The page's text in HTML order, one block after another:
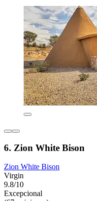
6. Zion White Bison
Zion White Bison
Virgin
9.8/10
Excepcional